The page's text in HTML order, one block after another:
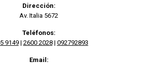
Dirección:
Av. Italia 5672
Teléfonos:
9149| 2600 2028| 092792893
Email: